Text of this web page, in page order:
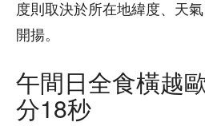
度則取決於所在地緯度、天
開揚。
午間日全食橫越
分18秒